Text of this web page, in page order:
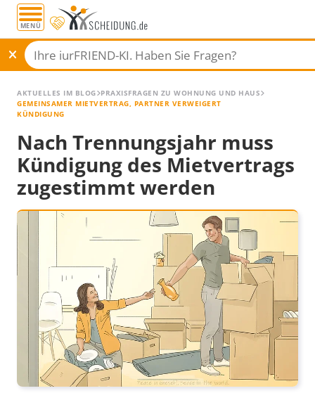
MENÜ
AKTUELLES IM BLOG PRAXISFRAGEN ZU WOHNUNG UND HAUS
GEMEINSAMER MIETVERTRAG, PARTNER VERWEIGERT
KÜNDIGUNG
Nach Trennungsjahr muss
Kündigung des Mietvertrags
zugestimmt werden